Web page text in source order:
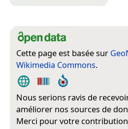
Cette page est basée sur
Wikimedia Commons.
Nous serions ravis de
améliorer nos sources de
Merci pour votre